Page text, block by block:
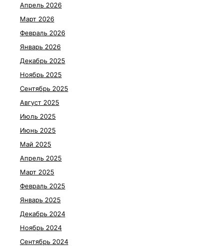
Апрель 2026
Март 2026
Февраль 2026
Январь 2026
Декабрь 2025
Ноябрь 2025
Сентябрь 2025
Август 2025
Июль 2025
Июнь 2025
Май 2025
Апрель 2025
Март 2025
Февраль 2025
Январь 2025
Декабрь 2024
Ноябрь 2024
Сентябрь 2024